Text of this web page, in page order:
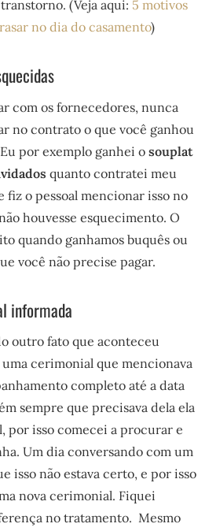
(Veja aqui: 5 motivos
no dia do casamento)
com os fornecedores, nunca
no contrato o que você ganhou
por exemplo ganhei osouplat
quanto contratei meu
fiz o pessoal mencionar isso no
houvesse esquecimento. O
quando ganhamos buquês ou
você não precise pagar.
informada
outro fato que aconteceu
cerimonial que mencionava
completo até a data
sempre que precisava dela ela
por isso comecei a procurar e
Um dia conversando com um
isso não estava certo, e por isso
nova cerimonial. Fiquei
no tratamento. Mesmo